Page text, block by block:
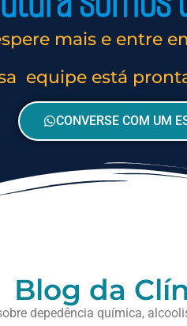
mais e entre
equipe está
CONVERSE COM UM
Blog da
depedência química,